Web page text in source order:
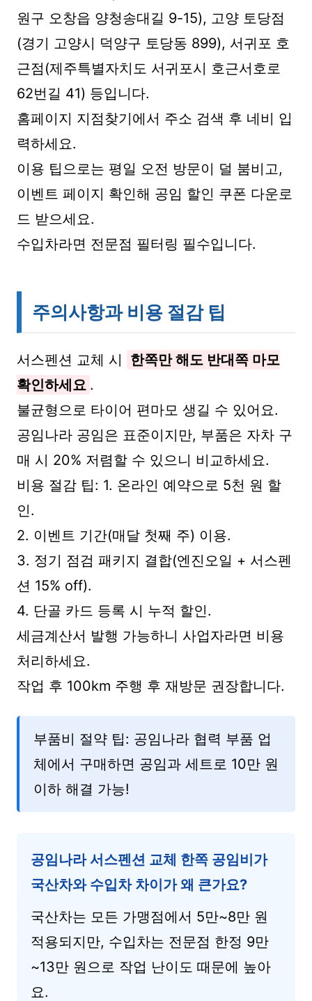
원구 오창읍 양청송대길 9-15), 고양 토당점
(경기 고양시 덕양구 토당동 899), 서귀포 호
근점(제주특별자치도 서귀포시 호근서호로
62번길 41) 등입니다.
홈페이지 지점찾기에서 주소 검색 후 네비 입
력하세요.
이용 팁으로는 평일 오전 방문이 덜 붐비고,
이벤트 페이지 확인해 공임 할인 쿠폰 다운로
드 받으세요.
수입차라면 전문점 필터링 필수입니다.
주의사항과 비용 절감 팁
서스펜션 교체 시
한쪽만 해도 반대쪽 마모
확인하세요 .
불균형으로 타이어 편마모 생길 수 있어요.
공임나라 공임은 표준이지만, 부품은 자차 구
매 시 20% 저렴할 수 있으니 비교하세요.
비용 절감 팁: 1. 온라인 예약으로 5천 원 할
인.
2. 이벤트 기간(매달 첫째 주) 이용.
3. 정기 점검 패키지 결합(엔진오일 + 서스펜
션 15% off).
4. 단골 카드 등록 시 누적 할인.
세금계산서 발행 가능하니 사업자라면 비용
처리하세요.
작업 후 100km 주행 후 재방문 권장합니다.
부품비 절약 팁: 공임나라 협력 부품 업
체에서 구매하면 공임과 세트로 10만 원
이하 해결 가능!
공임나라 서스펜션 교체 한쪽 공임비가
국산차와 수입차 차이가 왜 큰가요?
국산차는 모든 가맹점에서 5만~8만 원
적용되지만, 수입차는 전문점 한정 9만
~13만 원으로 작업 난이도 때문에 높아
요.